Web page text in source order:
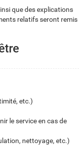
que des explications
relatifs seront remis
etc.)
le service en cas de
nettoyage, etc.)